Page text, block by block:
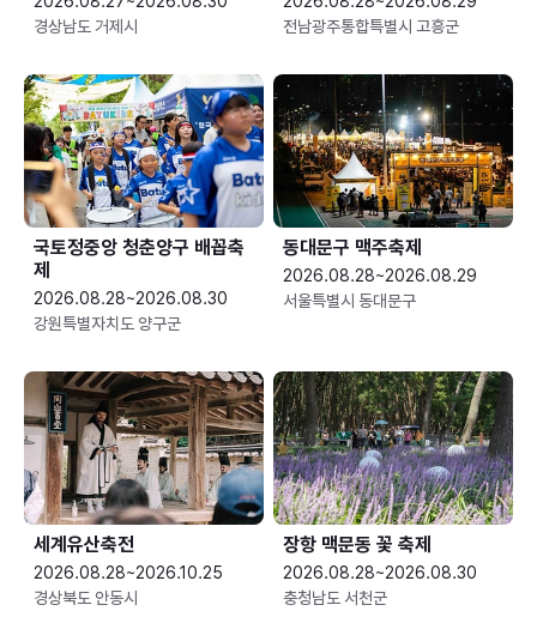
경상남도 거제시
전남광주통합특별시 고흥군
국토정중앙 청춘양구 배꼽축
제
2026.08.28~2026.08.30
강원특별자치도 양구군
동대문구 맥주축제
2026.08.28~2026.08.29
서울특별시 동대문구
세계유산축전
2026.08.28~2026.10.25
경상북도 안동시
장항 맥문동 꽃 축제
2026.08.28~2026.08.30
충청남도 서천군